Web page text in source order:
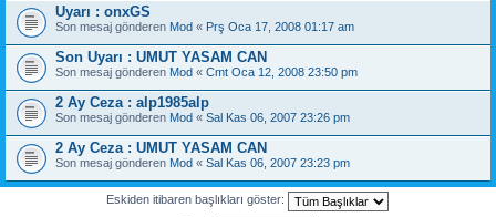
Uyarı : onxGS
Son mesaj gönderen Mod « Prş Oca 17, 2008 01:17 am
Son Uyarı : UMUT YASAM CAN
Son mesaj gönderen Mod « Cmt Oca 12, 2008 23:50 pm
2 Ay Ceza : alp1985alp
Son mesaj gönderen Mod « Sal Kas 06, 2007 23:26 pm
2 Ay Ceza : UMUT YASAM CAN
Son mesaj gönderen Mod « Sal Kas 06, 2007 23:23 pm
Eskiden itibaren başlıkları göster: